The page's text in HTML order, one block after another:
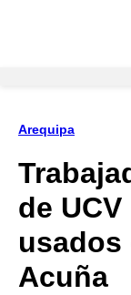
Arequipa
de
usados
Acuña